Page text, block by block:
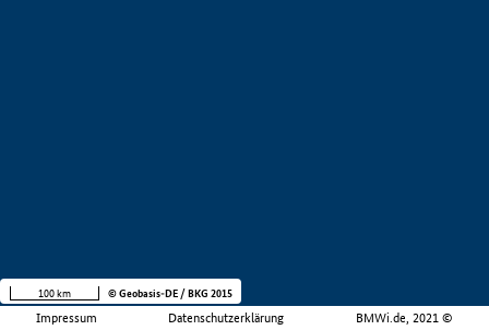
Impressum Datenschutzerklärung BMWi.de, 2021 ©
100 km © Geobasis-DE / BKG 2015